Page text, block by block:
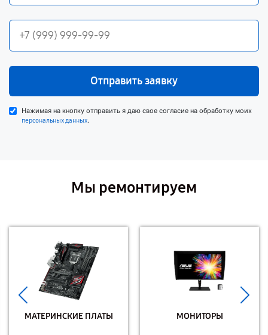
Отправить заявку
Нажимая на кнопку отправить я даю свое согласие на обработку моих
персональных данных.
Мы ремонтируем
МАТЕРИНСКИЕ ПЛАТЫ МОНИТОРЫ